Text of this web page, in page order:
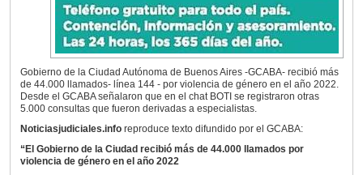
Gobierno de la Ciudad Autónoma de Buenos Aires -GCABA- recibió más
de 44.000 llamados- línea 144 - por violencia de género en el año 2022.
Desde el GCABA señalaron que en el chat BOTI se registraron otras
5.000 consultas que fueron derivadas a especialistas.
Noticiasjudiciales.info reproduce texto difundido por el GCABA:
“El Gobierno de la Ciudad recibió más de 44.000 llamados por
violencia de género en el año 2022